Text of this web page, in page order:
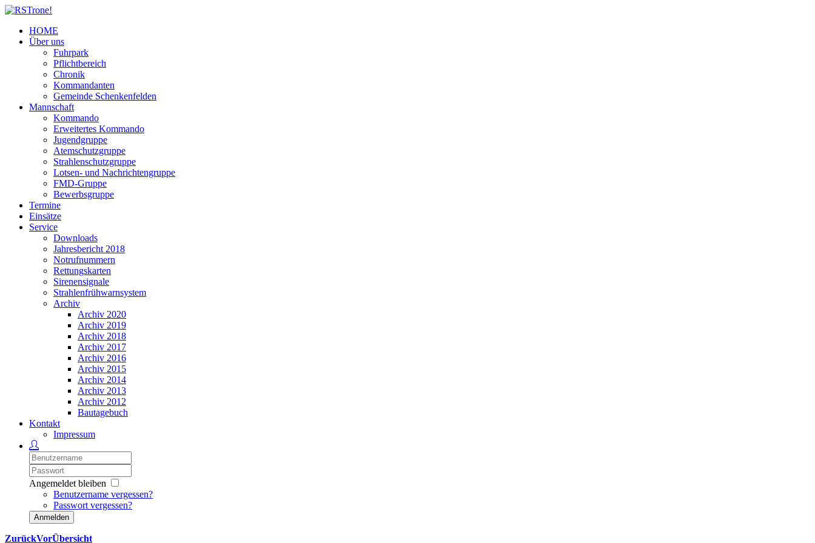
HOME
Über uns
Fuhrpark
Pflichtbereich
Chronik
Kommandanten
Gemeinde Schenkenfelden
Mannschaft
Kommando
Erweitertes Kommando
Jugendgruppe
Atemschutzgruppe
Strahlenschutzgruppe
Lotsen- und Nachrichtengruppe
FMD-Gruppe
Bewerbsgruppe
Termine
Einsätze
Service
Downloads
Jahresbericht 2018
Notrufnummern
Rettungskarten
Sirenensignale
Strahlenfrühwarnsystem
Archiv
Archiv 2020
Archiv 2019
Archiv 2018
Archiv 2017
Archiv 2016
Archiv 2015
Archiv 2014
Archiv 2013
Archiv 2012
Bautagebuch
Kontakt
Impressum
Angemeldet bleiben
Benutzername vergessen?
Passwort vergessen?
Anmelden
ZurückVorÜbersicht